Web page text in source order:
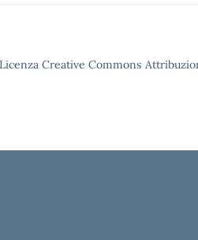
Creative Commons